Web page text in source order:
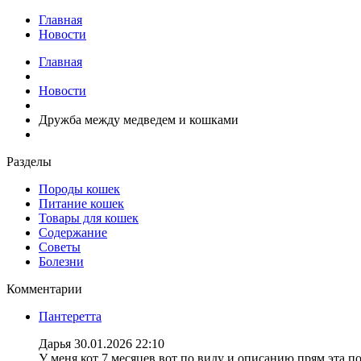
Главная
Новости
Главная
Новости
Дружба между медведем и кошками
Разделы
Породы кошек
Питание кошек
Товары для кошек
Содержание
Советы
Болезни
Комментарии
Пантеретта
Дарья 30.01.2026 22:10
У меня кот 7 месяцев вот по виду и описанию прям эта